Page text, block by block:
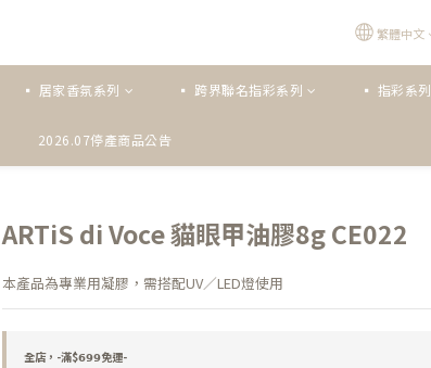
繁體中文
▪ 居家香氛系列 ▪ 跨界聯名指彩系列 ▪ 指彩系列
2026.07停產商品公告
ARTiS di Voce 貓眼甲油膠8g CE022
本產品為專業用凝膠，需搭配UV／LED燈使用
全店，-滿$𝟲𝟵𝟵免運-